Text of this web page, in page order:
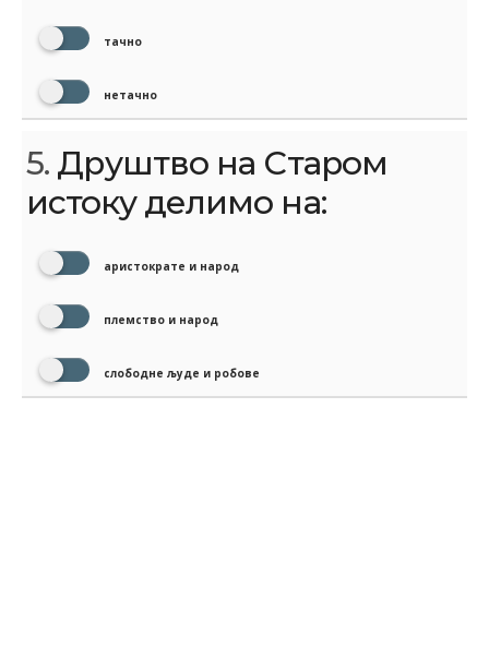
тачно
нетачно
5. Друштво на Старом
истоку делимо на:
аристократе и народ
племство и народ
слободне људе и робове